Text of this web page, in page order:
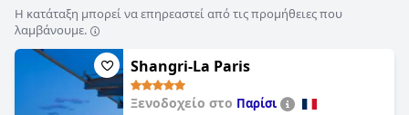
Η κατάταξη μπορεί να επηρεαστεί από τις προμήθειες που
λαμβάνουμε.
Shangri-La Paris
Ξενοδοχείο στο Παρίσι